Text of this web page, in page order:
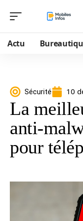
Actu
Sécurité 10
La
anti-
pour